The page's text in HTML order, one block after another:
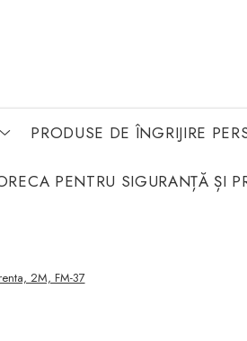
PRODUSE DE ÎNGRIJIRE
PENTRU SIGURANȚĂ ȘI
2M, FM-37